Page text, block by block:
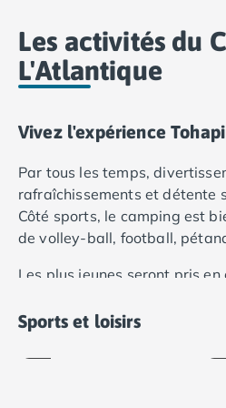
Camping Tarn
Camping Nord-Pas-de-Calais
Camping Pas-de-Calais
Camping Boulogne-sur-Mer
Camping Le Portel
Camping Le Touquet
Camping Merlimont
Camping Pays de la Loire
Camping Loire-Atlantique
Camping La Baule-Escoublac
Camping Nantes
Camping Pornichet
Les activités du
L'Atlantique
Vivez l'expérience Tohapi
Par tous les temps,
rafraîchissements et détente
Côté sports, le camping est
de volley-ball, football,
Les plus jeunes seront pris
animations et activités
Sports et loisirs
multisports